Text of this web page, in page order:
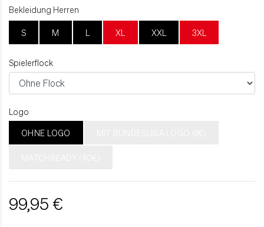
Bekleidung Herren
S M L XL XXL 3XL
Spielerflock
Logo
OHNE LOGO
99,95 €